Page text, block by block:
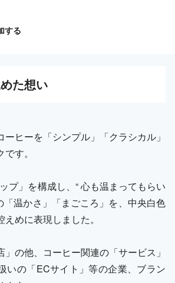
する
た想い
ーヒーを「シンプル」「クラシカル」
す。
プ」を構成し、“ 心も温まってもらい
「温かさ」「まごころ」を、中央白色
めに表現しました。
」の他、コーヒー関連の「サービス」
いの「ECサイト」等の企業、ブラン